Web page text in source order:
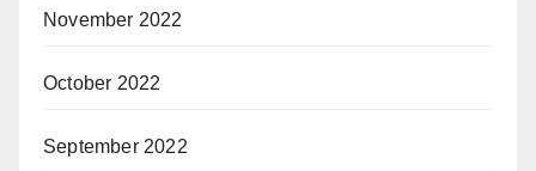
November 2022
October 2022
September 2022